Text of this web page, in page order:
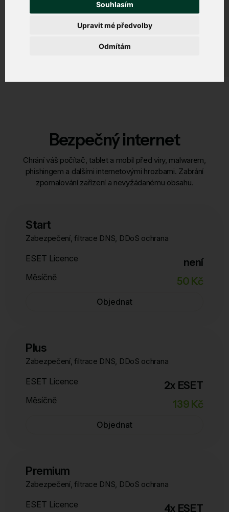
Souhlasím
Odmítám
Upravit mé předvolby
dali záležet, vše vysvětleno.
17. 2. 2025
Marek Veselý, Malé Svatoňovice
Bezpečný internet
Chrání váš počítač, tablet a mobil před viry, malwarem,
phishingem a dalšími internetovými hrozbami. Zabrání
zpomalování zařízení a nevyžádanému obsahu.
Start
Zabezpečení, filtrace DNS, DDoS ochrana
ESET Licence není
Měsíčně 50 Kč
Objednat
Plus
Zabezpečení, filtrace DNS, DDoS ochrana
ESET Licence 2x ESET
Měsíčně 139 Kč
Objednat
Premium
Zabezpečení, filtrace DNS, DDoS ochrana
ESET Licence 4x ESET